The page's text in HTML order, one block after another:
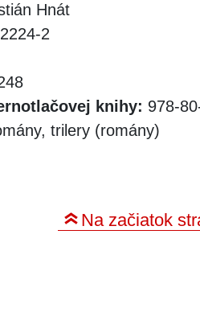
Hnát
2
knihy: 978-
trilery (romány)
Na začiatok